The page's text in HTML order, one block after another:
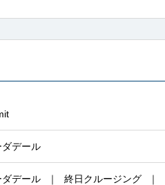
デール
デール 終日クルージング